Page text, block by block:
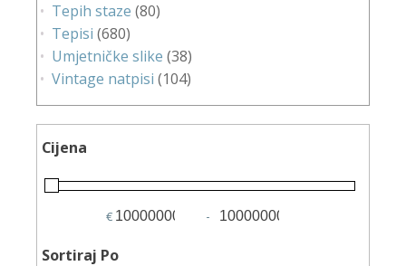
Tepih staze (80)
Tepisi (680)
Umjetničke slike (38)
Vintage natpisi (104)
Cijena
€
Minimum Price
-
Maximum Price
Sortiraj Po